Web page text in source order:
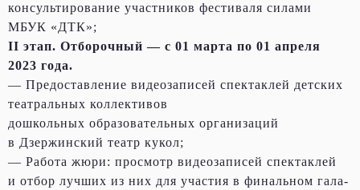
консультирование участников фестиваля силами
МБУК «ДТК»;
II этап. Отборочный — с 01 марта по 01 апреля
2023 года.
— Предоставление видеозаписей спектаклей детских
театральных коллективов
дошкольных образовательных организаций
в Дзержинский театр кукол;
— Работа жюри: просмотр видеозаписей спектаклей
и отбор лучших из них для участия в финальном гала-